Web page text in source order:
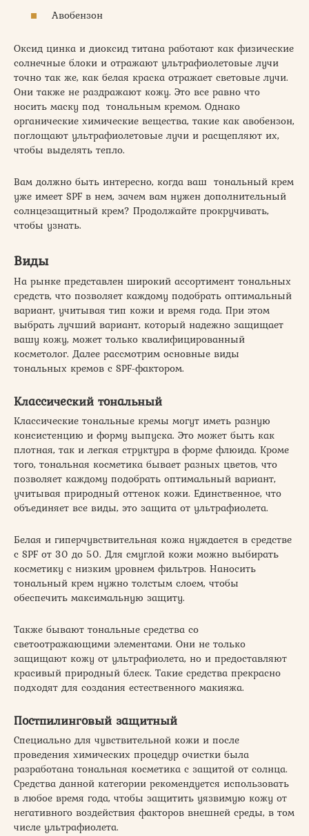
Авобензон
Оксид цинка и диоксид титана работают как физические
солнечные блоки и отражают ультрафиолетовые лучи
точно так же, как белая краска отражает световые лучи.
Они также не раздражают кожу. Это все равно что
носить маску под тональным кремом. Однако
органические химические вещества, такие как авобензон,
поглощают ультрафиолетовые лучи и расщепляют их,
чтобы выделять тепло.
Вам должно быть интересно, когда ваш тональный крем
уже имеет SPF в нем, зачем вам нужен дополнительный
солнцезащитный крем? Продолжайте прокручивать,
чтобы узнать.
Виды
На рынке представлен широкий ассортимент тональных
средств, что позволяет каждому подобрать оптимальный
вариант, учитывая тип кожи и время года. При этом
выбрать лучший вариант, который надежно защищает
вашу кожу, может только квалифицированный
косметолог. Далее рассмотрим основные виды
тональных кремов с SPF-фактором.
Классический тональный
Классические тональные кремы могут иметь разную
консистенцию и форму выпуска. Это может быть как
плотная, так и легкая структура в форме флюида. Кроме
того, тональная косметика бывает разных цветов, что
позволяет каждому подобрать оптимальный вариант,
учитывая природный оттенок кожи. Единственное, что
объединяет все виды, это защита от ультрафиолета.
Белая и гиперчувствительная кожа нуждается в средстве
с SPF от 30 до 50. Для смуглой кожи можно выбирать
косметику с низким уровнем фильтров. Наносить
тональный крем нужно толстым слоем, чтобы
обеспечить максимальную защиту.
Также бывают тональные средства со
светоотражающими элементами. Они не только
защищают кожу от ультрафиолета, но и предоставляют
красивый природный блеск. Такие средства прекрасно
подходят для создания естественного макияжа.
Постпилинговый защитный
Специально для чувствительной кожи и после
проведения химических процедур очистки была
разработана тональная косметика с защитой от солнца.
Средства данной категории рекомендуется использовать
в любое время года, чтобы защитить уязвимую кожу от
негативного воздействия факторов внешней среды, в том
числе ультрафиолета.